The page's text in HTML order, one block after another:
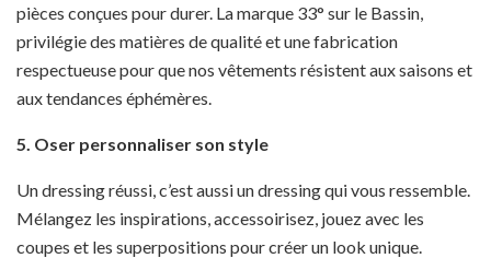
pièces conçues pour durer. La marque 33° sur le Bassin,
privilégie des matières de qualité et une fabrication
respectueuse pour que nos vêtements résistent aux saisons et
aux tendances éphémères.
5. Oser personnaliser son style
Un dressing réussi, c’est aussi un dressing qui vous ressemble.
Mélangez les inspirations, accessoirisez, jouez avec les
coupes et les superpositions pour créer un look unique.